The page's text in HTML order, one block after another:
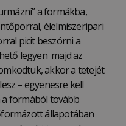
a formákba,
élelmiszeripari
picit beszórni a
legyen majd az
akkor a tetejét
– egyenesre kell
formából tovább
állapotában